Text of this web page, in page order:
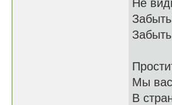
Не
Мы
В